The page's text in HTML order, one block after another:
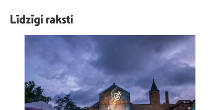
Līdzīgi raksti